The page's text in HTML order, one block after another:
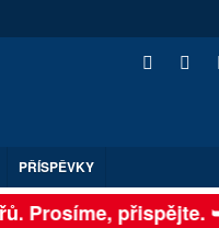
PŘÍSPĚVKY
přispějte. ➥